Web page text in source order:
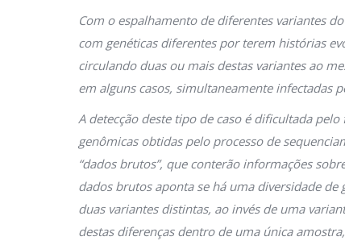
Com o espalhamento de diferentes variantes
com genéticas diferentes por terem histórias
circulando duas ou mais destas variantes ao
em alguns casos, simultaneamente infectadas
A detecção deste tipo de caso é dificultada
genômicas obtidas pelo processo de
“dados brutos”, que conterão informações
dados brutos aponta se há uma diversidade
duas variantes distintas, ao invés de uma
destas diferenças dentro de uma única